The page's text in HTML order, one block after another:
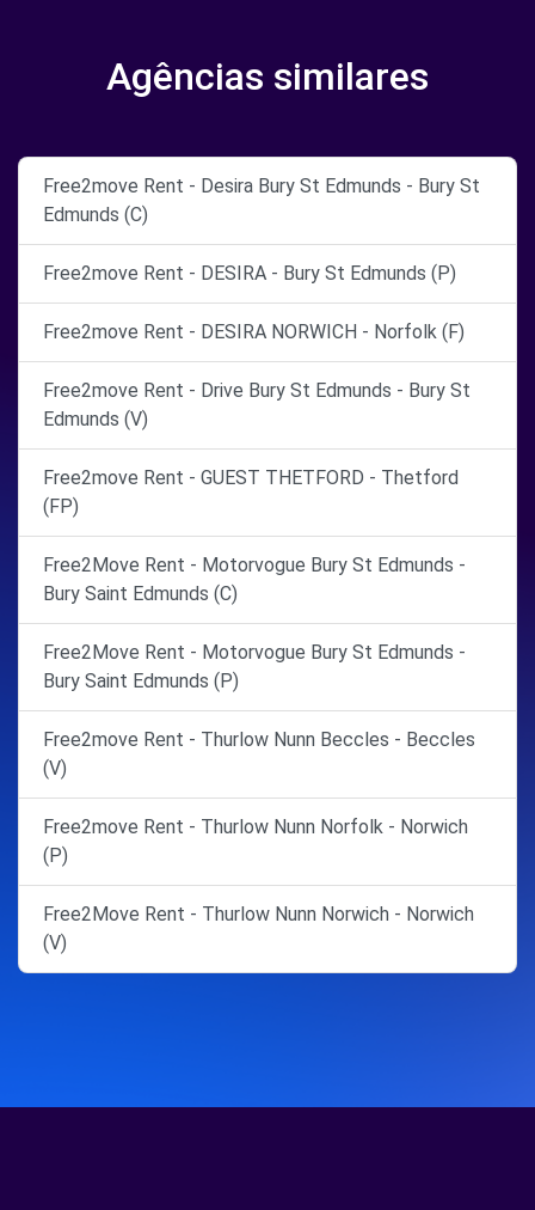
Agências similares
Free2move Rent - Desira Bury St Edmunds - Bury St
Edmunds (C)
Free2move Rent - DESIRA - Bury St Edmunds (P)
Free2move Rent - DESIRA NORWICH - Norfolk (F)
Free2move Rent - Drive Bury St Edmunds - Bury St
Edmunds (V)
Free2move Rent - GUEST THETFORD - Thetford
(FP)
Free2Move Rent - Motorvogue Bury St Edmunds -
Bury Saint Edmunds (C)
Free2Move Rent - Motorvogue Bury St Edmunds -
Bury Saint Edmunds (P)
Free2move Rent - Thurlow Nunn Beccles - Beccles
(V)
Free2move Rent - Thurlow Nunn Norfolk - Norwich
(P)
Free2Move Rent - Thurlow Nunn Norwich - Norwich
(V)